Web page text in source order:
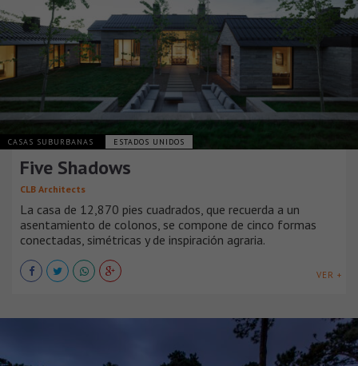
CASAS SUBURBANAS ESTADOS UNIDOS
Five Shadows
CLB Architects
La casa de 12,870 pies cuadrados, que recuerda a un
asentamiento de colonos, se compone de cinco formas
conectadas, simétricas y de inspiración agraria.
VER +